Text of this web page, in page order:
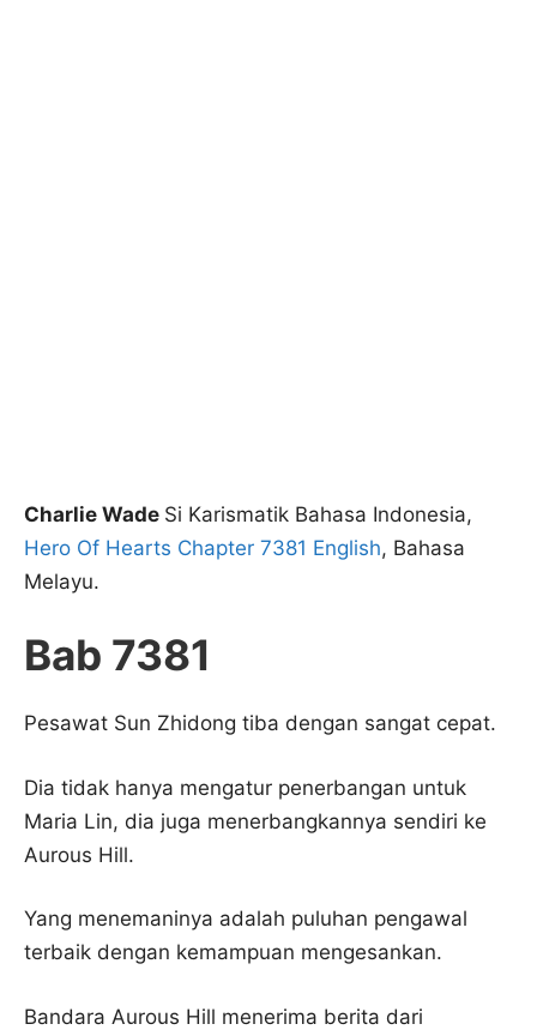
Charlie Wade Si Karismatik Bahasa Indonesia,
Hero Of Hearts Chapter 7381 English, Bahasa
Melayu.
Bab 7381
Pesawat Sun Zhidong tiba dengan sangat cepat.
Dia tidak hanya mengatur penerbangan untuk
Maria Lin, dia juga menerbangkannya sendiri ke
Aurous Hill.
Yang menemaninya adalah puluhan pengawal
terbaik dengan kemampuan mengesankan.
Bandara Aurous Hill menerima berita dari